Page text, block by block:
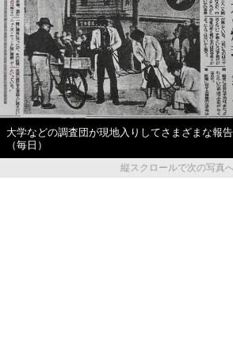
大学などの調査団が現地入りしてさまざまな報
（毎日）
縦スクロールで次の写真